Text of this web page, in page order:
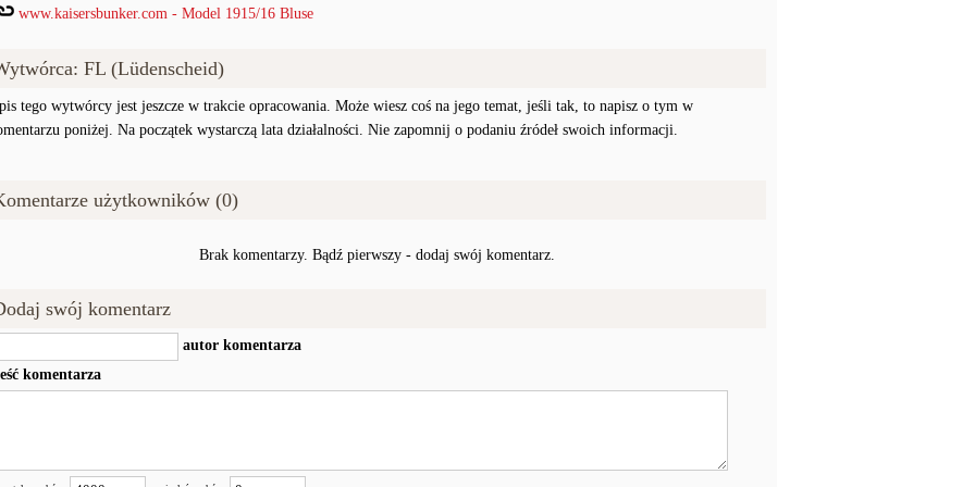
www.kaisersbunker.com - Model 1915/16 Bluse
FL (Lüdenscheid)
tego wytwórcy jest jeszcze w trakcie opracowania. Może wiesz coś na jego temat, jeśli tak, to napisz o tym w
poniżej. Na początek wystarczą lata działalności. Nie zapomnij o podaniu źródeł swoich informacji.
użytkowników (0)
Brak komentarzy. Bądź pierwszy - dodaj swój komentarz.
swój komentarz
autor komentarza
komentarza